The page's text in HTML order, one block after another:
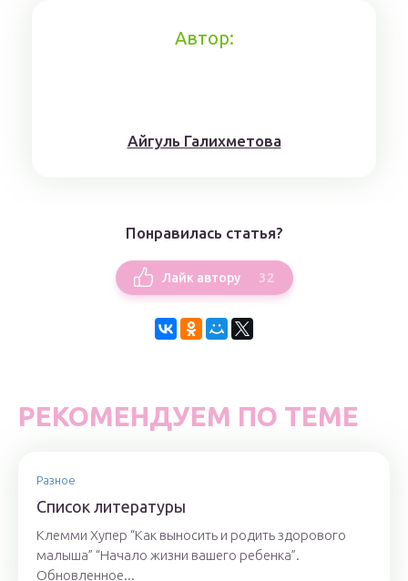
Автор:
Айгуль Галихметова
Понравилась статья?
Лайк автору 32
РЕКОМЕНДУЕМ ПО ТЕМЕ
Разное
Список литературы
Клемми Хупер “Как выносить и родить здорового
малыша” “Начало жизни вашего ребенка”.
Обновленное...